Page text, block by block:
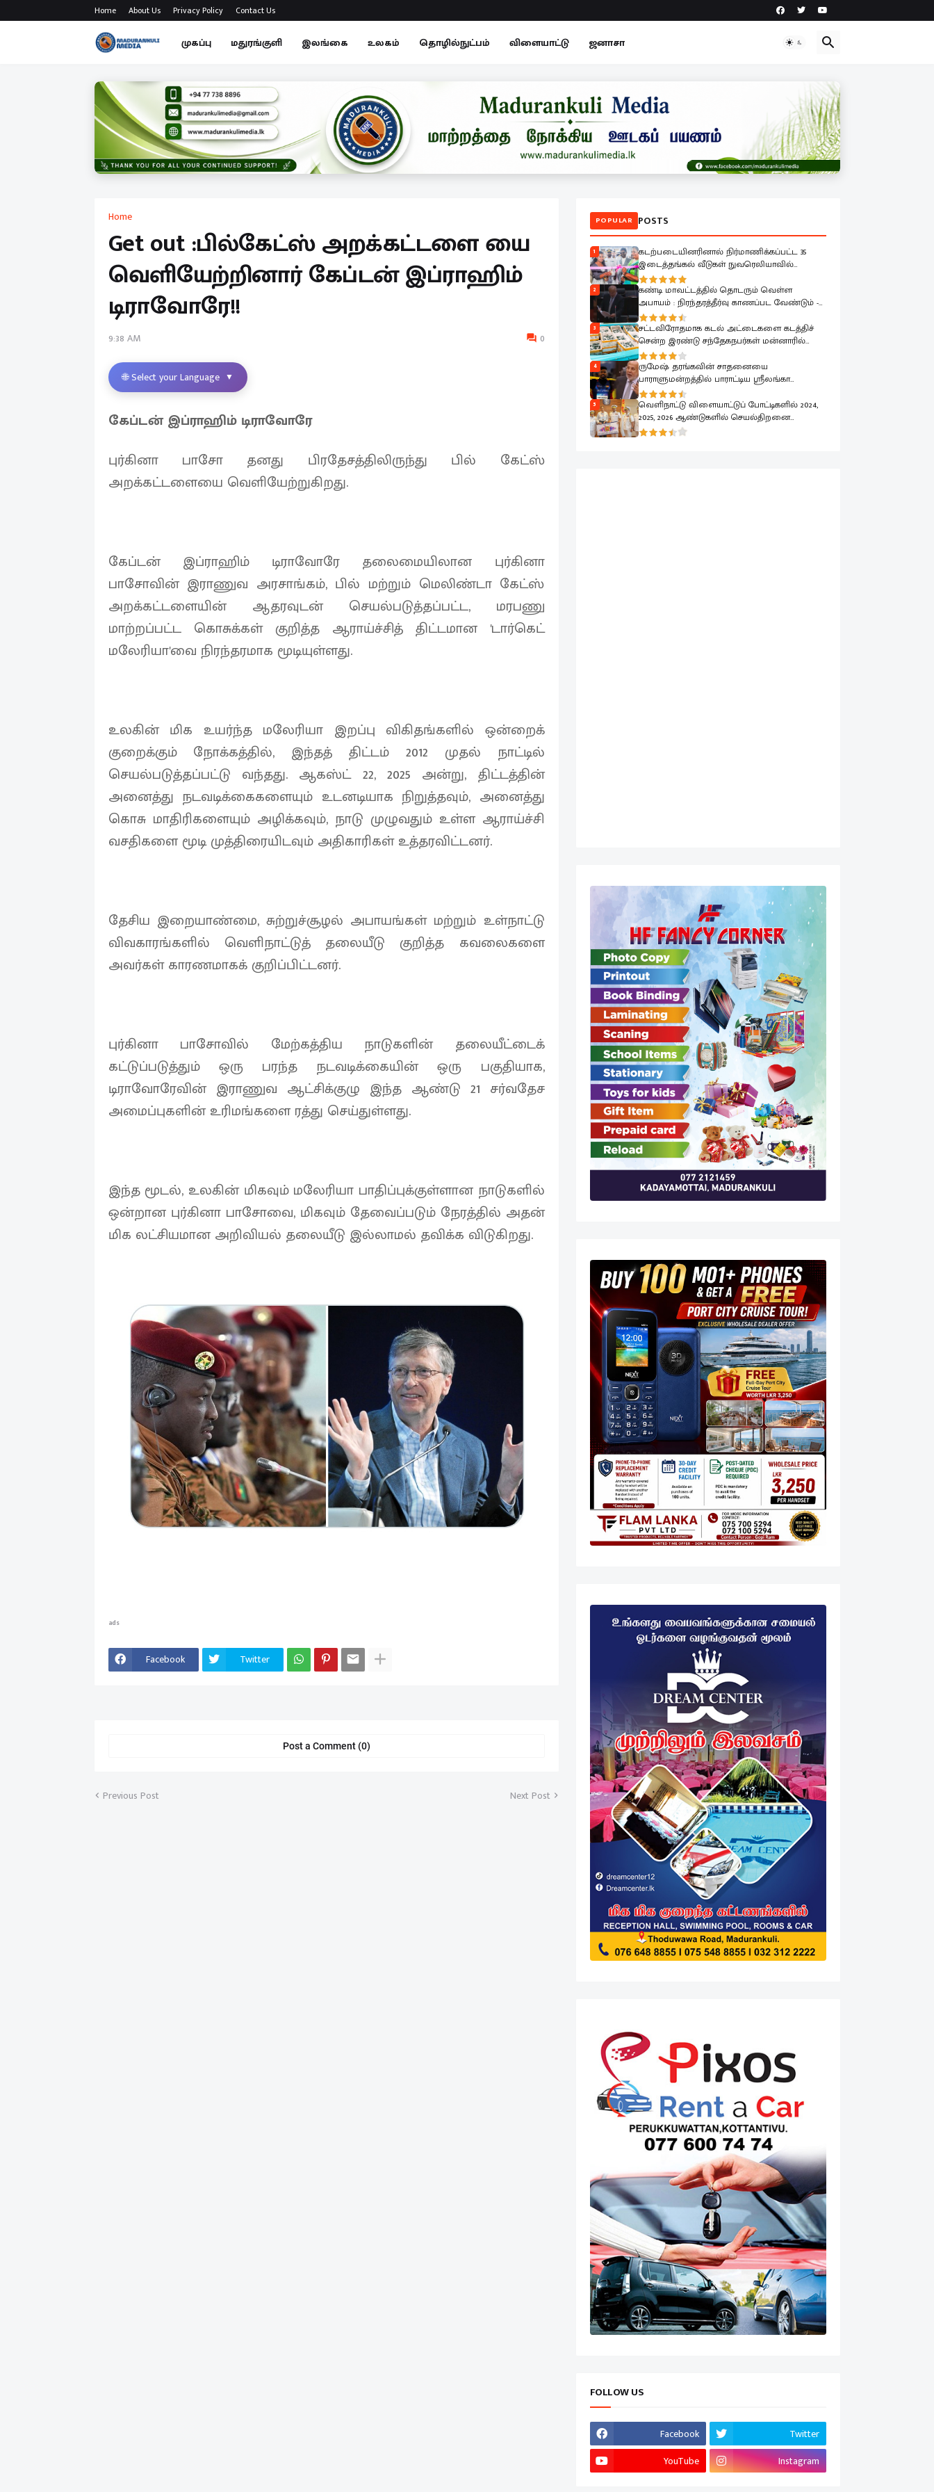
Home About Us Privacy Policy Contact Us
முகப்பு மதுரங்குளி இலங்கை உலகம் தொழில்நுட்பம் விளையாட்டு ஜனாசா
Home
Get out :பில்கேட்ஸ் அறக்கட்டளை யை
வெளியேற்றினார் கேப்டன் இப்ராஹிம்
டிராவோரே!!
9:38 AM 0
🌐 Select your Language ▼
கேப்டன் இப்ராஹிம் டிராவோரே
புர்கினா பாசோ தனது பிரதேசத்திலிருந்து பில் கேட்ஸ்
அறக்கட்டளையை வெளியேற்றுகிறது.
கேப்டன் இப்ராஹிம் டிராவோரே தலைமையிலான புர்கினா
பாசோவின் இராணுவ அரசாங்கம், பில் மற்றும் மெலிண்டா கேட்ஸ்
அறக்கட்டளையின் ஆதரவுடன் செயல்படுத்தப்பட்ட, மரபணு
மாற்றப்பட்ட கொசுக்கள் குறித்த ஆராய்ச்சித் திட்டமான 'டார்கெட்
மலேரியா'வை நிரந்தரமாக மூடியுள்ளது.
உலகின் மிக உயர்ந்த மலேரியா இறப்பு விகிதங்களில் ஒன்றைக்
குறைக்கும் நோக்கத்தில், இந்தத் திட்டம் 2012 முதல் நாட்டில்
செயல்படுத்தப்பட்டு வந்தது. ஆகஸ்ட் 22, 2025 அன்று, திட்டத்தின்
அனைத்து நடவடிக்கைகளையும் உடனடியாக நிறுத்தவும், அனைத்து
கொசு மாதிரிகளையும் அழிக்கவும், நாடு முழுவதும் உள்ள ஆராய்ச்சி
வசதிகளை மூடி முத்திரையிடவும் அதிகாரிகள் உத்தரவிட்டனர்.
தேசிய இறையாண்மை, சுற்றுச்சூழல் அபாயங்கள் மற்றும் உள்நாட்டு
விவகாரங்களில் வெளிநாட்டுத் தலையீடு குறித்த கவலைகளை
அவர்கள் காரணமாகக் குறிப்பிட்டனர்.
புர்கினா பாசோவில் மேற்கத்திய நாடுகளின் தலையீட்டைக்
கட்டுப்படுத்தும் ஒரு பரந்த நடவடிக்கையின் ஒரு பகுதியாக,
டிராவோரேவின் இராணுவ ஆட்சிக்குழு இந்த ஆண்டு 21 சர்வதேச
அமைப்புகளின் உரிமங்களை ரத்து செய்துள்ளது.
இந்த மூடல், உலகின் மிகவும் மலேரியா பாதிப்புக்குள்ளான நாடுகளில்
ஒன்றான புர்கினா பாசோவை, மிகவும் தேவைப்படும் நேரத்தில் அதன்
மிக லட்சியமான அறிவியல் தலையீடு இல்லாமல் தவிக்க விடுகிறது.
ads
Facebook Twitter
Post a Comment (0)
Previous Post Next Post
POPULAR POSTS
1
கடற்படையினரினால் நிர்மாணிக்கப்பட்ட 35
இடைத்தங்கல் வீடுகள் நுவரெலியாவில்
இடம்பெயர்ந்த குடும்பங்களிடம் கையளிப்பு
2
கண்டி மாவட்டத்தில் தொடரும் வெள்ள
அபாயம் : நிரந்தரத்தீர்வு காணப்பட வேண்டும் -
பாராளுமன்றத்தில் ரவூப் ஹக்கீம் வலியுறுத்தல்
3
சட்டவிரோதமாக கடல் அட்டைகளை கடத்திச்
சென்ற இரண்டு சந்தேகநபர்கள் மன்னாரில்
கைது
4
ருமேஷ் தரங்கவின் சாதனையை
பாராளுமன்றத்தில் பாராட்டிய ஸ்ரீலங்கா
முஸ்லிம் காங்கிரஸ் தலைவர் ரவூப் ஹக்கீம்
5
வெளிநாட்டு விளையாட்டுப் போட்டிகளில் 2024,
2025, 2026 ஆண்டுகளில் செயல்திறனை
வெளிப்படுத்திய கடற்படை வீரர்கள் கௌரவிப்பு
FOLLOW US
Facebook
Twitter
YouTube
Instagram